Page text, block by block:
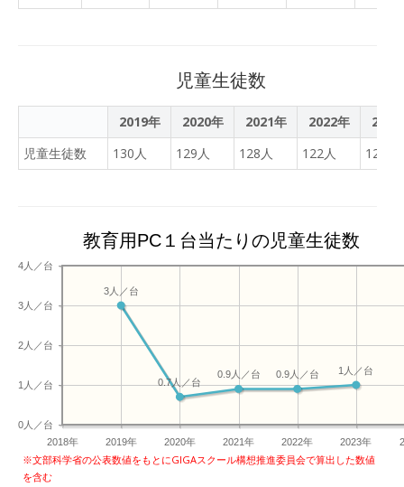
児童生徒数
2019年 2020年 2021年 2022年
2023
児童生徒数
130人 129人 128人 122人 121人
教育用PC１台当たりの児童生徒数
2018年 2019年 2020年 2021年 2022年 2023年
0人／台
1人／台
2人／台
3人／台
4人／台
1人／台
0.9人／台
0.9人／台
0.7人／台
3人／台
※文部科学省の公表数値をもとにGIGAスクール構想推進委員会で算出した数値
を含む